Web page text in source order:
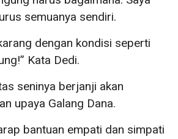
semuanya sendiri.
dengan kondisi seperti
Kata Dedi.
seninya berjanji akan
upaya Galang Dana.
bantuan empati dan simpati